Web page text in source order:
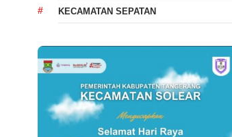
KECAMATAN SEPATAN